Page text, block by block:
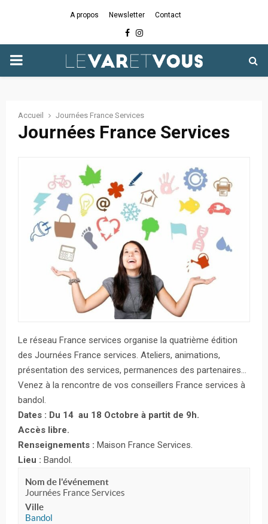
A propos Newsletter Contact
Facebook
Instagram
PRIMARY
Accueil Journées France Services
Journées France Services
Le réseau France services organise la quatrième édition
des Journées France services. Ateliers, animations,
présentation des services, permanences des partenaires…
Venez à la rencontre de vos conseillers France services à
bandol.
Dates : Du 14 au 18 Octobre à partit de 9h.
Accès libre.
Renseignements : Maison France Services.
Lieu : Bandol.
Nom de l'événement
Journées France Services
Ville
Bandol